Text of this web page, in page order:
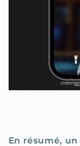
En résumé,